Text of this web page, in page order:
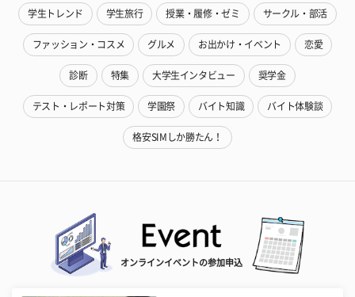
学生トレンド 学生旅行 授業・履修・ゼミ サークル・部活
ファッション・コスメ グルメ お出かけ・イベント 恋愛
診断 特集 大学生インタビュー 奨学金
テスト・レポート対策 学園祭 バイト知識 バイト体験談
格安SIMしか勝たん！
オンラインイベントの参加申込